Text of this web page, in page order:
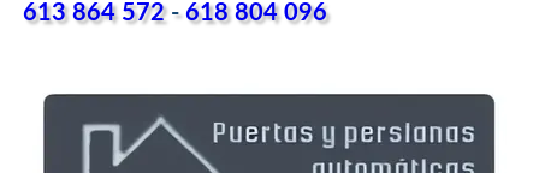
613 864 572-618 804 096